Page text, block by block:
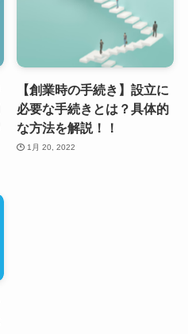
【創業時の手続き】設立に
必要な手続きとは？具体的
な方法を解説！！
1月 20, 2022